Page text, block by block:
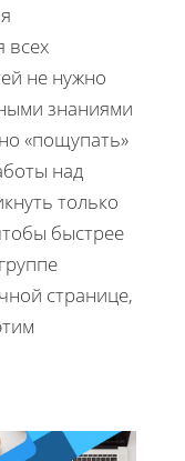
всех
не нужно
знаниями
«пощупать»
над
только
быстрее
странице,